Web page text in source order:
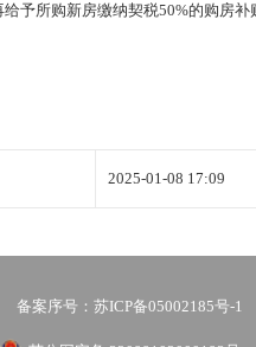
予所购新房缴纳契税50%的购房
2025-01-08 17:09
备案序号：苏ICP备05002185号-1